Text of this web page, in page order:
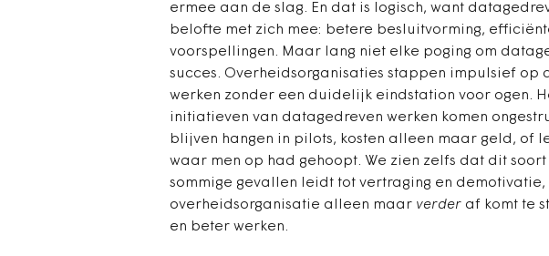
ermee aan de slag. En dat is logisch, want
belofte met zich mee: betere besluitvorming,
voorspellingen. Maar lang niet elke poging om
succes. Overheidsorganisaties stappen impulsief op
werken zonder een duidelijk eindstation voor ogen.
initiatieven van datagedreven werken komen
blijven hangen in pilots, kosten alleen maar geld, of
waar men op had gehoopt. We zien zelfs dat dit
sommige gevallen leidt tot vertraging en
overheidsorganisatie alleen maar verder af komt te
en beter werken.